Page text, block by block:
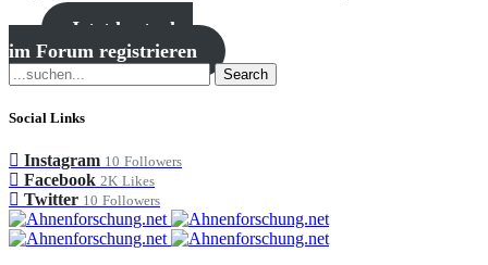
Jetzt kostenlos
im Forum registrieren
Search
Social Links
Instagram 10 Followers
Facebook 2K Likes
Twitter 10 Followers